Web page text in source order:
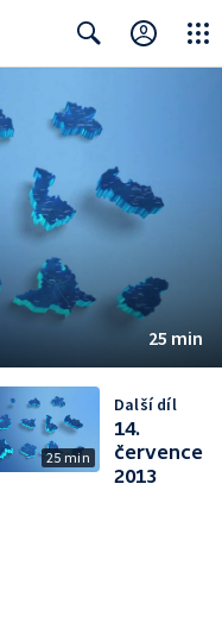
25 min
25 min
Další díl
14.
července
2013